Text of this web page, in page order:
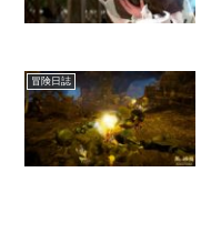
冒険日誌